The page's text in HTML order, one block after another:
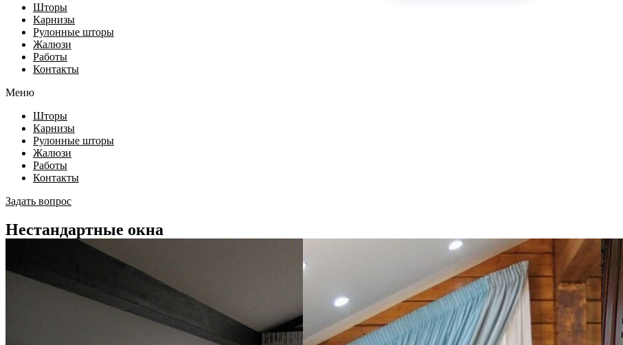
Шторы
Карнизы
Рулонные шторы
Жалюзи
Работы
Контакты
Меню
Шторы
Карнизы
Рулонные шторы
Жалюзи
Работы
Контакты
Задать вопрос
Нестандартные окна